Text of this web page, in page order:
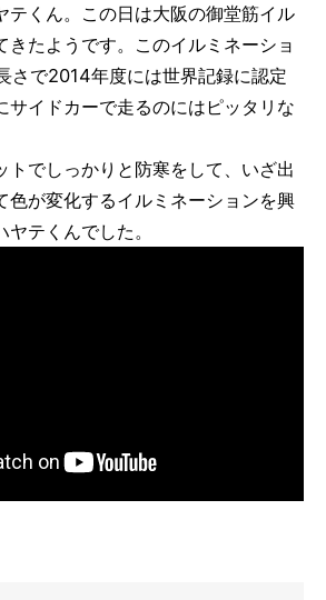
テくん。この日は大阪の御堂筋イル
きたようです。このイルミネーショ
さで2014年度には世界記録に認定
サイドカーで走るのにはピッタリな
トでしっかりと防寒をして、いざ出
色が変化するイルミネーションを興
テくんでした。